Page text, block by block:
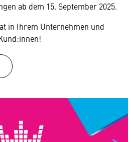
ab dem 15. September 2025.
in Ihrem Unternehmen und